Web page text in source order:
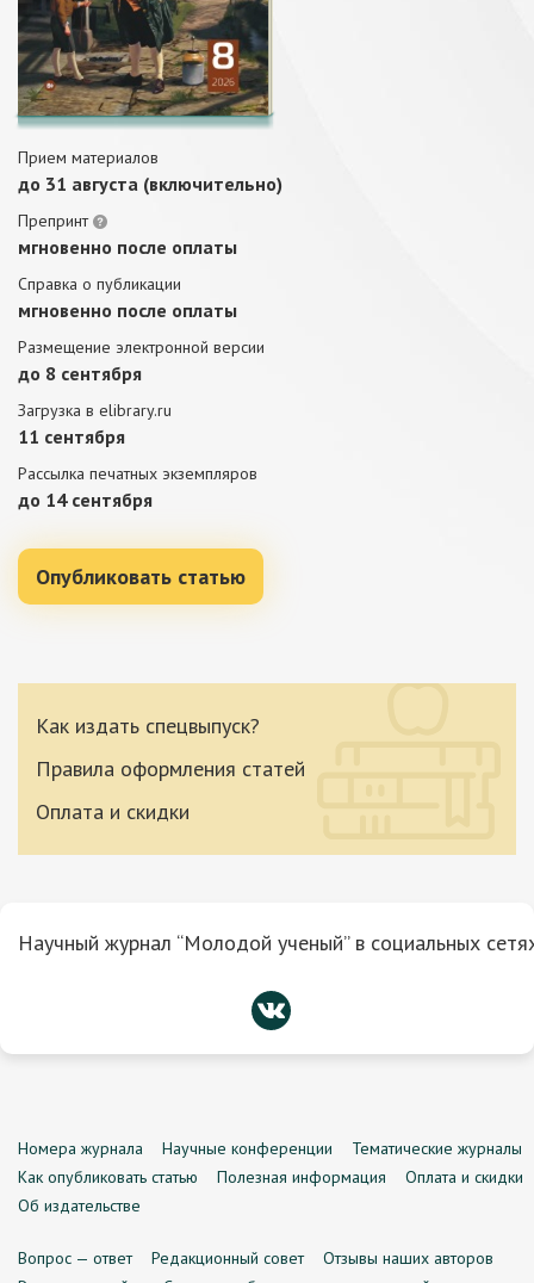
Прием материалов
до 31 августа (включительно)
Препринт
мгновенно после оплаты
Справка о публикации
мгновенно после оплаты
Размещение электронной версии
до 8 сентября
Загрузка в elibrary.ru
11 сентября
Рассылка печатных экземпляров
до 14 сентября
Опубликовать статью
Как издать спецвыпуск?
Правила оформления статей
Оплата и скидки
Научный журнал “Молодой ученый” в социальных
Номера журнала Научные конференции
Тематические журналы
Как опубликовать статью
Полезная информация
Оплата и скидки
Об издательстве
Вопрос — ответ Редакционный совет
Отзывы наших авторов